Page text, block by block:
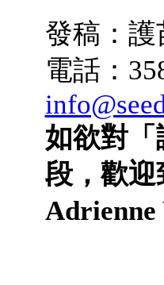
發稿
電話：
如欲對
段，歡迎
Adrienne